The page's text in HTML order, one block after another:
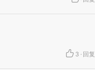
3 · 回复